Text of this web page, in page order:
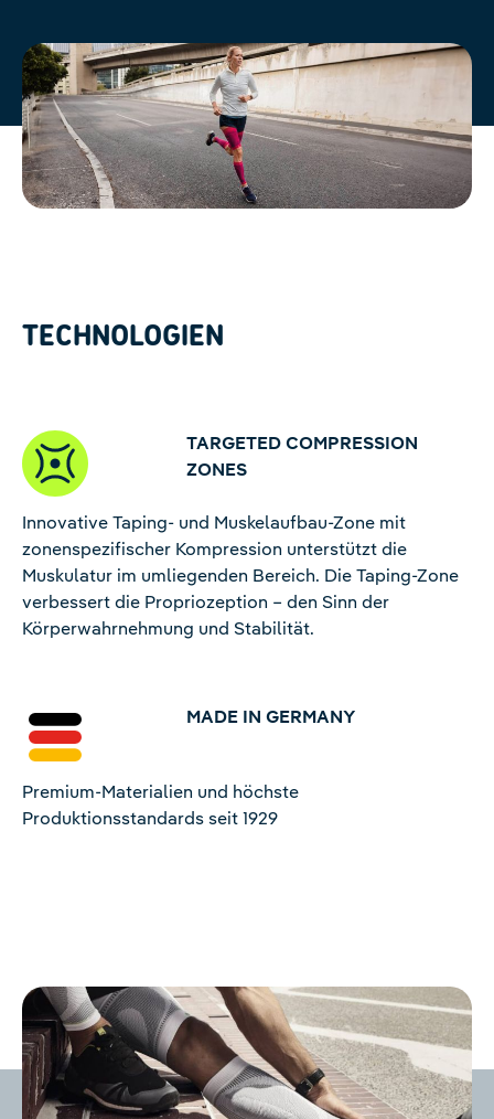
TECHNOLOGIEN
TARGETED COMPRESSION
ZONES
Innovative Taping- und Muskelaufbau-Zone mit
zonenspezifischer Kompression unterstützt die
Muskulatur im umliegenden Bereich. Die Taping-Zone
verbessert die Propriozeption – den Sinn der
Körperwahrnehmung und Stabilität.
MADE IN GERMANY
Premium-Materialien und höchste
Produktionsstandards seit 1929